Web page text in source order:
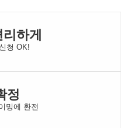
하게
청 OK!
정
밍에 환전